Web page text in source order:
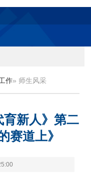
作» 师生风采
新人》第二
赛道上》